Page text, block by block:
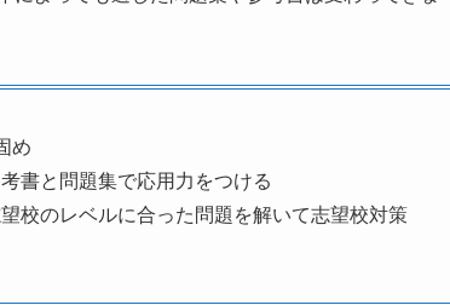
め
書と問題集で応用力をつける
校のレベルに合った問題を解いて志望校対策